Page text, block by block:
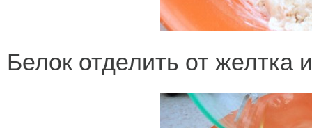
Белок отделить от желтка